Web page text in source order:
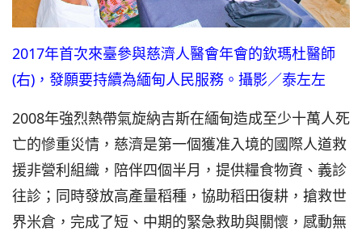
2017年首次來臺參與慈濟人醫會年會的欽瑪杜醫師
(右)，發願要持續為緬甸人民服務。攝影／泰左左
2008年強烈熱帶氣旋納吉斯在緬甸造成至少十萬人死
亡的慘重災情，慈濟是第一個獲准入境的國際人道救
援非營利組織，陪伴四個半月，提供糧食物資、義診
往診；同時發放高產量稻種，協助稻田復耕，搶救世
界米倉，完成了短、中期的緊急救助與關懷，感動無